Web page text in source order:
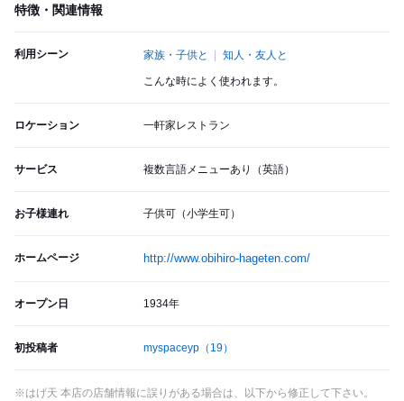
特徴・関連情報
利用シーン 家族・子供と 知人・友人と
こんな時によく使われます。
ロケーション 一軒家レストラン
サービス 複数言語メニューあり（英語）
お子様連れ 子供可（小学生可）
ホームページ http://www.obihiro-hageten.com/
オープン日 1934年
初投稿者 myspaceyp （19）
※はげ天 本店の店舗情報に誤りがある場合は、以下から修正して下さい。